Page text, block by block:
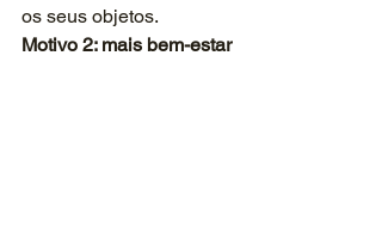
os seus objetos.
Motivo 2: mais bem-estar